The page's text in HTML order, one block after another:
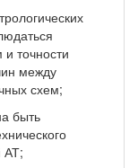
точности
между
схем;
быть
АТ;